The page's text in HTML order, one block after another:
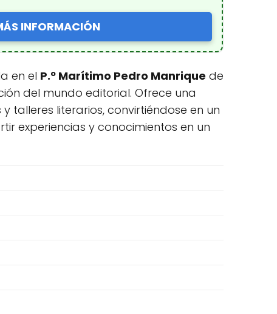
INFORMACIÓN
en el P.º Marítimo Pedro Manrique de
del mundo editorial. Ofrece una
talleres literarios, convirtiéndose en un
experiencias y conocimientos en un